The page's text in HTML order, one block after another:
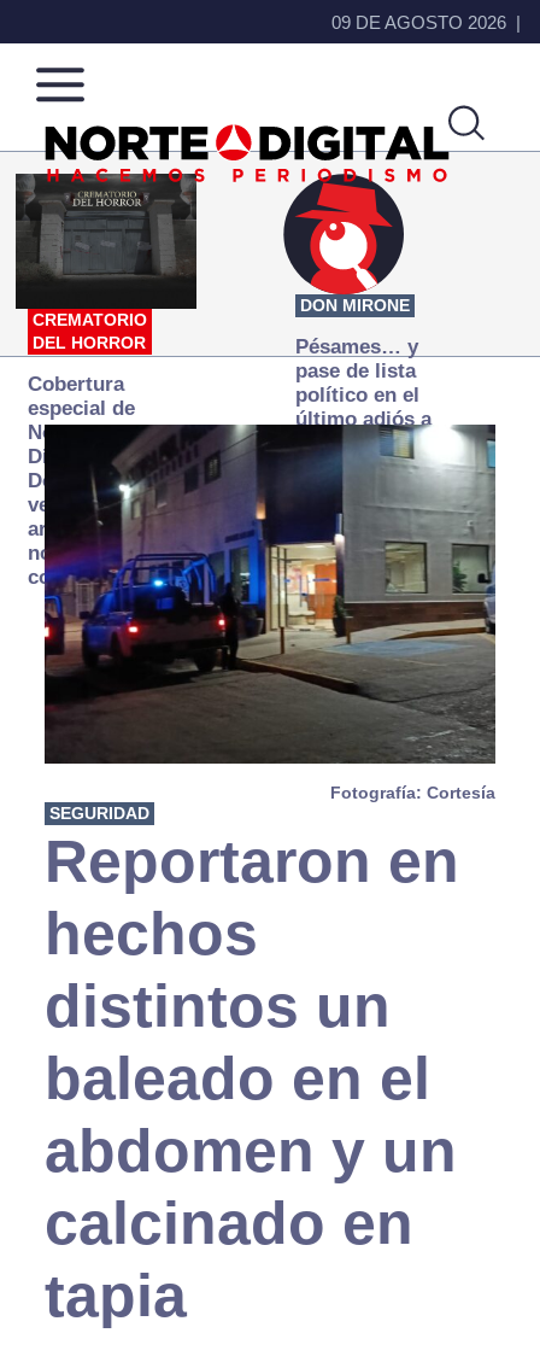
09 DE AGOSTO 2026
Norte
de
Ciudad
Más
que
noticias,
hacemos periodismo
CREMATORIO
DEL HORROR
Cobertura
especial de
Norte
Digital:
Donde la
verdad
arde… pero
no se
consume
DON MIRONE
Pésames… y
pase de lista
político en el
último adiós a
Papá Grande
Fotografía: Cortesía
SEGURIDAD
Reportaron en
hechos
distintos un
baleado en el
abdomen y un
calcinado en
tapia